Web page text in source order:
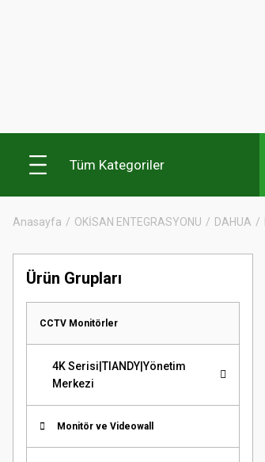
Tüm Kategoriler
Anasayfa OKİSAN ENTEGRASYONU DAHUA
Ürün Grupları
CCTV Monitörler
4K Serisi|TIANDY|Yönetim
Merkezi
Monitör ve Videowall